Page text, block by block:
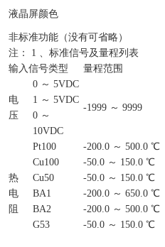
液晶屏颜色
非标准功能（没有可省略）
注： 1 、标准信号及量程列表
输入信号类型
量程范围
电
压
0 ～ 5VDC
-1999 ～ 9999
1 ～ 5VDC
0 ～
10VDC
热
电
阻
Pt100 -200.0 ～ 500.0 ℃
Cu100
-50.0 ～ 150.0 ℃
Cu50
-50.0 ～ 150.0 ℃
BA1
-200.0 ～ 650.0 ℃
BA2
-200.0 ～ 500.0 ℃
G53
-50.0 ～ 150.0 ℃